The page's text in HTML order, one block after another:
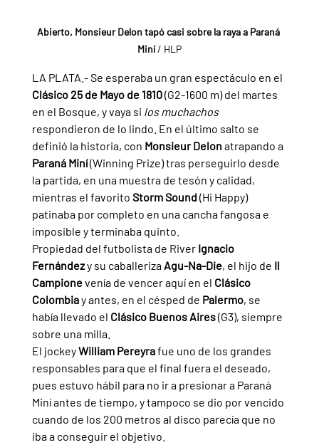
Abierto, Monsieur Delon tapó casi sobre la raya a Paraná
Miní / HLP
LA PLATA.- Se esperaba un gran espectáculo en el
Clásico 25 de Mayo de 1810 (G2-1600 m) del martes
en el Bosque, y vaya si los muchachos
respondieron de lo lindo. En el último salto se
definió la historia, con Monsieur Delon atrapando a
Paraná Miní (Winning Prize) tras perseguirlo desde
la partida, en una muestra de tesón y calidad,
mientras el favorito Storm Sound (Hi Happy)
patinaba por completo en una cancha fangosa e
imposible y terminaba quinto.
Propiedad del futbolista de River Ignacio
Fernández y su caballeriza Agu-Na-Die, el hijo de Il
Campione venía de vencer aquí en el Clásico
Colombia y antes, en el césped de Palermo, se
había llevado el Clásico Buenos Aires (G3), siempre
sobre una milla.
El jockey William Pereyra fue uno de los grandes
responsables para que el final fuera el deseado,
pues estuvo hábil para no ir a presionar a Paraná
Miní antes de tiempo, y tampoco se dio por vencido
cuando de los 200 metros al disco parecía que no
iba a conseguir el objetivo.